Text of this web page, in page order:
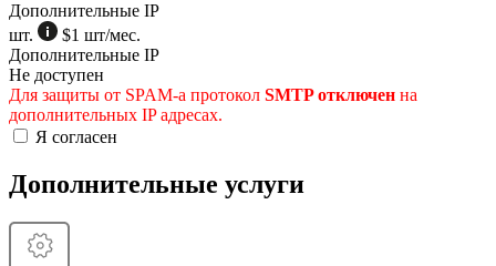
Дополнительные IP
шт.
$1 шт/мес.
Дополнительные IP
Не доступен
Для защиты от SPAM-а протокол SMTP отключен на
дополнительных IP адресах.
Я согласен
Дополнительные услуги